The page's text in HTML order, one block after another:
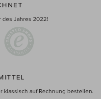
des Jahres 2022!
klassisch auf Rechnung bestellen.